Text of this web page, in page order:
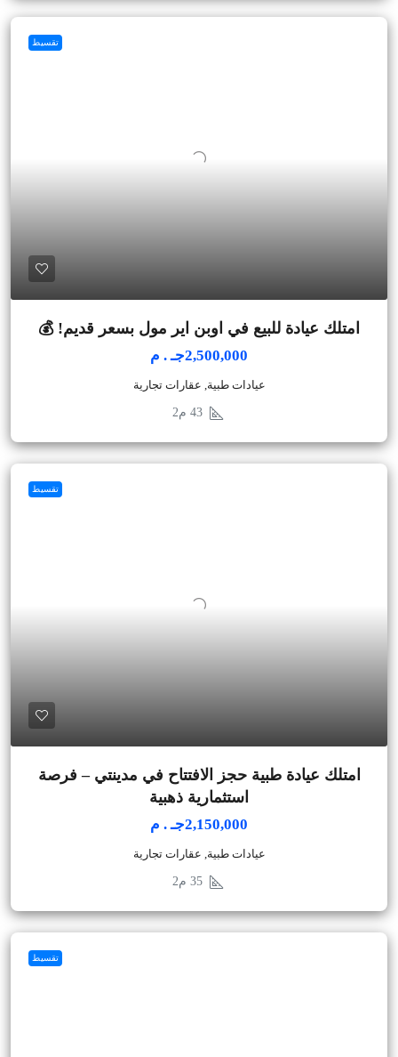
تقسيط
امتلك عيادة للبيع في اوبن اير مول بسعر قديم! 💰
2,500,000جـ . م
عيادات طبية, عقارات تجارية
43 م2
تقسيط
امتلك عيادة طبية حجز الافتتاح في مدينتي – فرصة
استثمارية ذهبية
2,150,000جـ . م
عيادات طبية, عقارات تجارية
35 م2
تقسيط